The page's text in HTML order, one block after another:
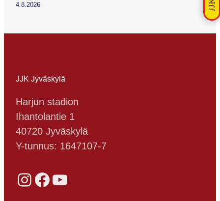
4.8.2026
JJK Jyväskylä
Harjun stadion
Ihantolantie 1
40720 Jyväskylä
Y-tunnus: 1647107-7
Instagram Facebook YouTube